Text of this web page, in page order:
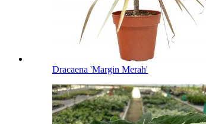
Dracaena 'Margin Merah'